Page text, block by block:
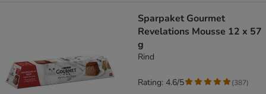
Sparpaket Gourmet
Revelations Mousse 12 x 57
g
Rind
Rating: 4.6/5 (387)